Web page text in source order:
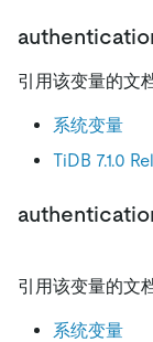
引用该变量的文
系统变量
TiDB 7.1.0
引用该变量的文
系统变量